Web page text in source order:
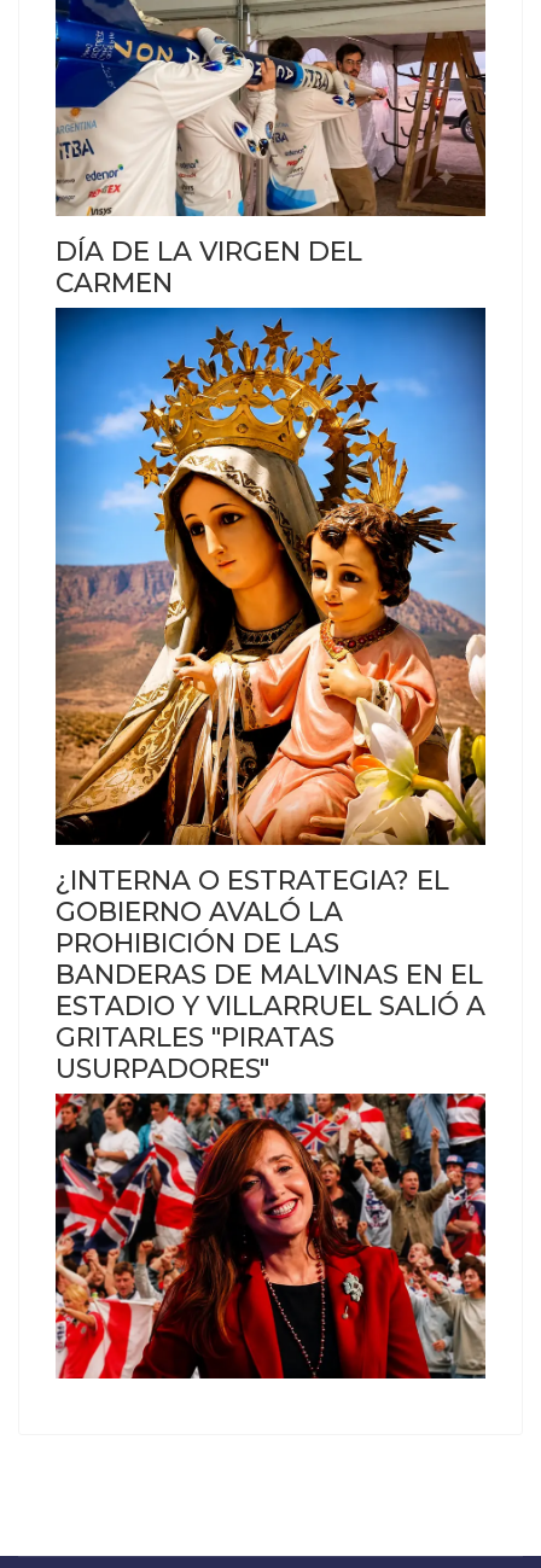
DÍA DE LA VIRGEN DEL
CARMEN
¿INTERNA O ESTRATEGIA? EL
GOBIERNO AVALÓ LA
PROHIBICIÓN DE LAS
BANDERAS DE MALVINAS EN EL
ESTADIO Y VILLARRUEL SALIÓ A
GRITARLES "PIRATAS
USURPADORES"